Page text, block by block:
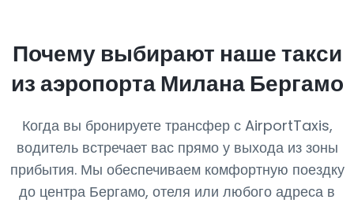
Почему выбирают наше такси
из аэропорта Милана Бергамо
Когда вы бронируете трансфер с AirportTaxis,
водитель встречает вас прямо у выхода из зоны
прибытия. Мы обеспечиваем комфортную поездку
до центра Бергамо, отеля или любого адреса в